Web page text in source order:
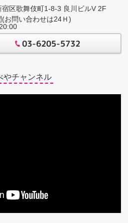
宿区歌舞伎町1-8-3 良川ビルV 2F
(お問い合わせは24Ｈ)
03-6205-5732
やチャンネル